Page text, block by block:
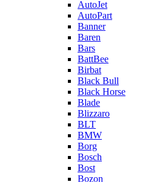
AutoJet
AutoPart
Banner
Baren
Bars
BattBee
Birbat
Black Bull
Black Horse
Blade
Blizzaro
BLT
BMW
Borg
Bosch
Bost
Bozon